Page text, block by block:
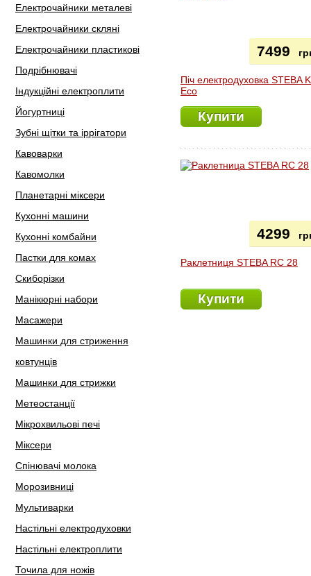
Електрочайники металеві
Електрочайники скляні
Електрочайники пластикові
Подрібнювачі
Індукційні електроплити
Йогуртниці
Зубні щітки та іррігатори
Кавоварки
Кавомолки
Планетарні міксери
Кухонні машини
Кухонні комбайни
Пастки для комах
Скиборізки
Манікюрні набори
Масажери
Машинки для стриження
ковтунців
Машинки для стрижки
Метеостанції
Мікрохвильові печі
Міксери
Спінювачі молока
Морозивниці
Мультиварки
Настільні електродуховки
Настільні електроплити
Точила для ножів
Піч електродуховка STEBA
Eco
7499
Купити
Раклетниця STEBA RC 28
4299
Купити